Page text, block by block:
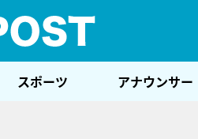
スポーツ アナウンサー